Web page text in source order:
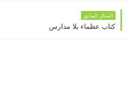
المقال السابق
كتاب عظماء بلا مدارس